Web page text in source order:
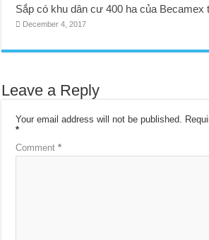
Sắp có khu dân cư 400 ha của Becamex
December 4, 2017
Leave a Reply
Your email address will not be published.
*
Comment*